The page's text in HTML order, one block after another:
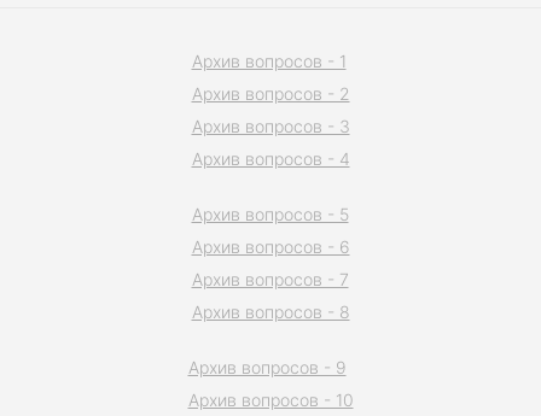
Архив вопросов - 1
Архив вопросов - 2
Архив вопросов - 3
Архив вопросов - 4
Архив вопросов - 5
Архив вопросов - 6
Архив вопросов - 7
Архив вопросов - 8
Архив вопросов - 9
Архив вопросов - 10